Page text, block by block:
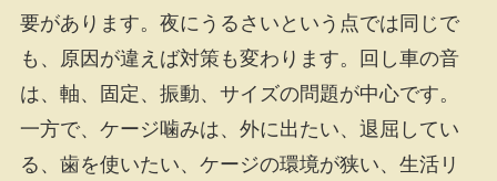
要があります。夜にうるさいという点では同じで
も、原因が違えば対策も変わります。回し車の音
は、軸、固定、振動、サイズの問題が中心です。
一方で、ケージ噛みは、外に出たい、退屈してい
る、歯を使いたい、ケージの環境が狭い、生活リ